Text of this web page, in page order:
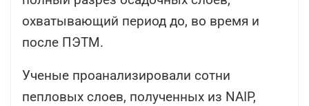
охватывающий период до, во время и
после ПЭТМ.
Ученые проанализировали сотни
пепловых слоев, полученных из NAIP,